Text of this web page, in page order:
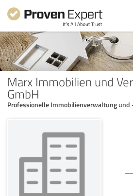
Marx Immobilien und
GmbH
Professionelle Immobilienverwaltung und